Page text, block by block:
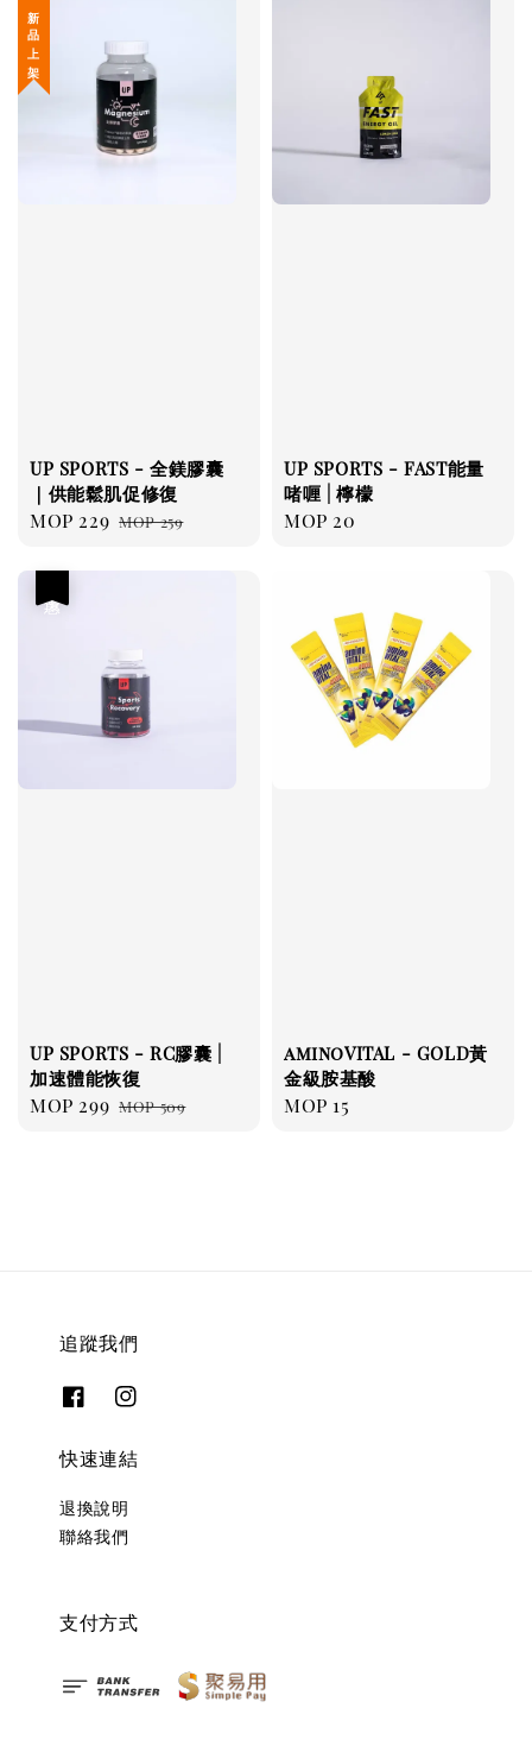
新 品 上 架
UP SPORTS - 全鎂膠囊
｜供能鬆肌促修復
Sale
MOP 229 Regular
MOP 259
UP SPORTS - FAST能量
啫喱 | 檸檬
Regular
MOP 20
UP SPORTS - RC膠囊 |
加速體能恢復
Sale
MOP 299 Regular
MOP 509
aminoVITAL - GOLD黃
金級胺基酸
Regular
MOP 15
追蹤我們
快速連結
退換說明
聯絡我們
支付方式